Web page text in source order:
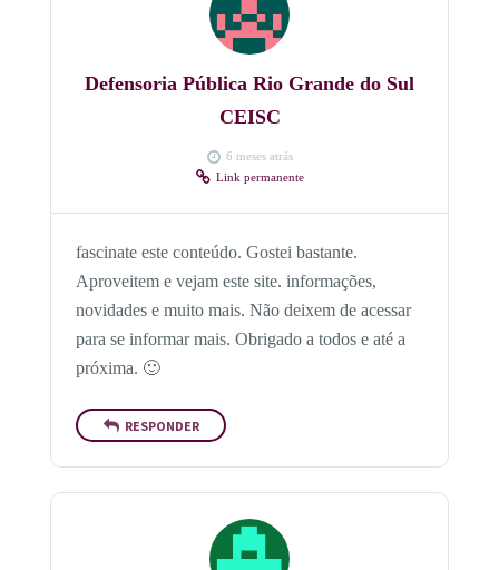
Defensoria Pública Rio Grande do Sul
CEISC
6 meses atrás
Link permanente
fascinate este conteúdo. Gostei bastante.
Aproveitem e vejam este site. informações,
novidades e muito mais. Não deixem de acessar
para se informar mais. Obrigado a todos e até a
próxima. 🙂
RESPONDER